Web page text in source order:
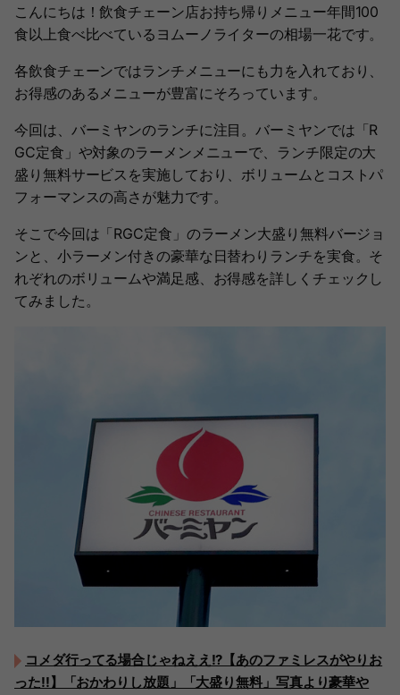
こんにちは！飲食チェーン店お持ち帰りメニュー年間100
食以上食べ比べているヨムーノライターの相場一花です。
各飲食チェーンではランチメニューにも力を入れており、
お得感のあるメニューが豊富にそろっています。
今回は、バーミヤンのランチに注目。バーミヤンでは「R
GC定食」や対象のラーメンメニューで、ランチ限定の大
盛り無料サービスを実施しており、ボリュームとコストパ
フォーマンスの高さが魅力です。
そこで今回は「RGC定食」のラーメン大盛り無料バージョ
ンと、小ラーメン付きの豪華な日替わりランチを実食。そ
れぞれのボリュームや満足感、お得感を詳しくチェックし
てみました。
コメダ行ってる場合じゃねええ!?【あのファミレスがやりお
った!!】「おかわりし放題」「大盛り無料」写真より豪華や